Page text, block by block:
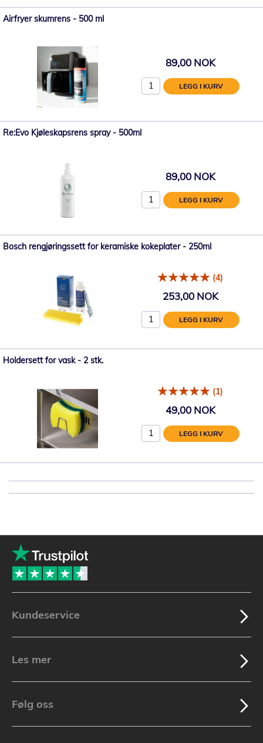
Airfryer skumrens - 500 ml
89,00 NOK
LEGG I KURV
Re:Evo Kjøleskapsrens spray - 500ml
89,00 NOK
LEGG I KURV
Bosch rengjøringssett for keramiske kokeplater - 250ml
(4)
253,00 NOK
LEGG I KURV
Holdersett for vask - 2 stk.
(1)
49,00 NOK
LEGG I KURV
Kundeservice
Les mer
Følg oss